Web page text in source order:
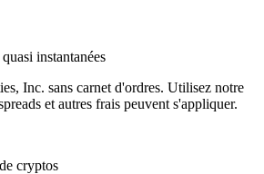
instantanées
Inc. sans carnet d'ordres. Utilisez notre
et autres frais peuvent s'appliquer.
cryptos